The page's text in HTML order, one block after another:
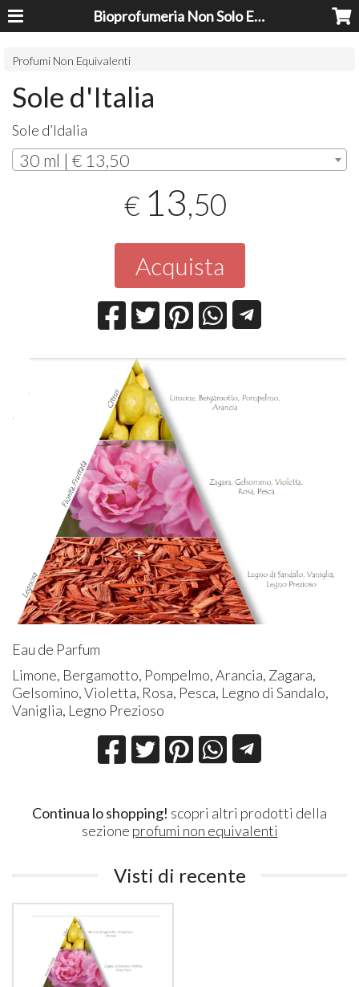
Bioprofumeria Non Solo Essenze
Profumi Non Equivalenti
Sole d'Italia
Sole d’Idalia
30 ml | € 13,50
€ 13,50
Acquista
Eau de Parfum
Limone, Bergamotto, Pompelmo, Arancia, Zagara,
Gelsomino, Violetta, Rosa, Pesca, Legno di Sandalo,
Vaniglia, Legno Prezioso
Continua lo shopping! scopri altri prodotti della
sezione profumi non equivalenti
Visti di recente